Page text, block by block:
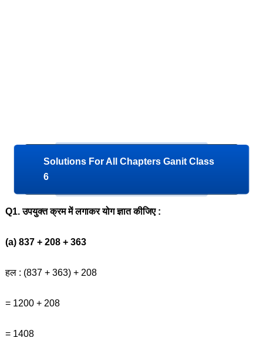
Solutions For All Chapters Ganit Class
6
Q1. उपयुक्त क्रम में लगाकर योग ज्ञात कीजिए :
(a) 837 + 208 + 363
हल : (837 + 363) + 208
= 1200 + 208
= 1408